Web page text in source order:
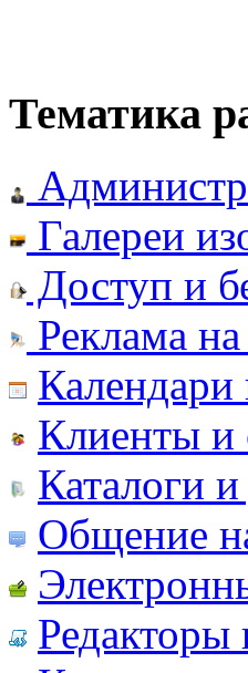
Тематика
Галереи
Доступ и
Реклама на
Клиенты и
Каталоги
Общение
Редакторы